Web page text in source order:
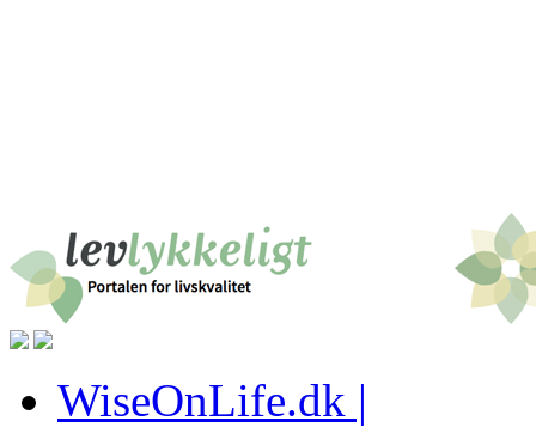
WiseOnLife.dk |